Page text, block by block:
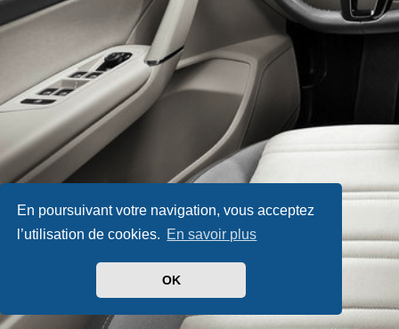
En poursuivant votre navigation, vous acceptez
l’utilisation de cookies. En savoir plus
OK